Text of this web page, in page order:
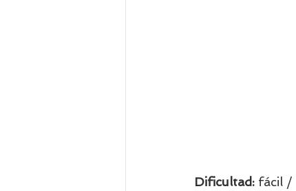
Dificultad: fácil /